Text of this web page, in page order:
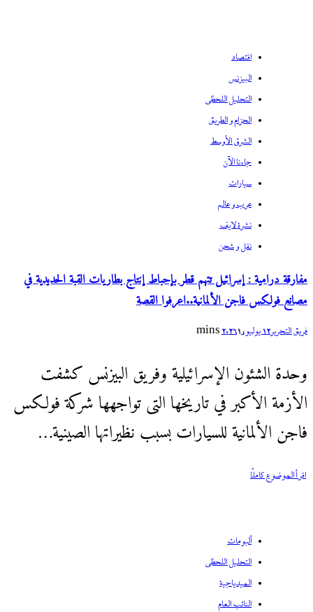
اقتصاد
البيزنس
التحليل اللحظي
الحزام و الطريق
الشرق الأوسط
جاءنا الآن
سيارات
عرب و عالم
نشرة لايف
نقل و شحن
مفارقة درامية : إسرائيل تتهم قطر بإحباط إنتاج بطاريات القبة الحديدية في
مصانع فولكس فاجن الألمانية..اعرفوا القصة
فريق التحرير12 يوليو، 2026 1 mins
وحدة الشئون الإسرائيلية وفريق البيزنس كشفت
الأزمة الأكبر في تاريخها التى تواجهها شركة فولكس
فاجن الألمانية للسيارات بسبب نظيراتها الصينية…
اقر أ الموضوع كاملًا
ألبومات
التحليل اللحظي
الميدياجية
النائب العام